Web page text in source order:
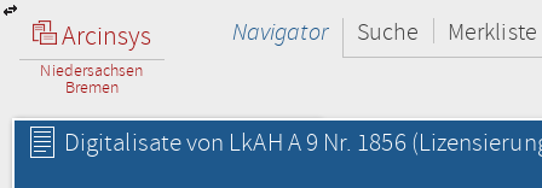
Arcinsys
Niedersachsen
Bremen
Navigator Suche Merkliste
Digitalisate von LkAH A 9 Nr. 1856